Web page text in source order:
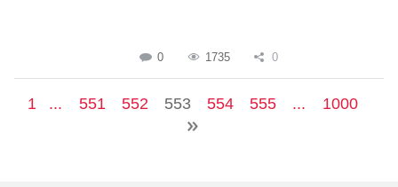
0 1735 0
1 ... 551 552 553 554 555 ... 1000